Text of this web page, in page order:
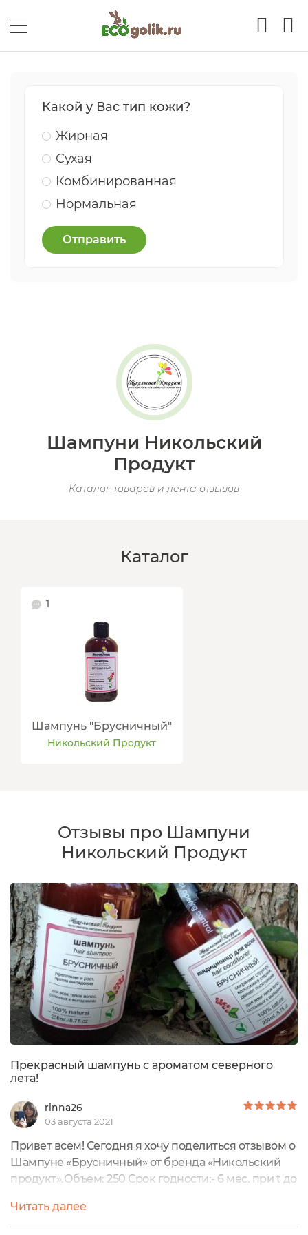
Какой у Вас тип кожи?
Жирная
Сухая
Комбинированная
Нормальная
Отправить
Шампуни Никольский
Продукт
Каталог товаров и лента отзывов
Каталог
1
Шампунь "Брусничный"
Никольский Продукт
Отзывы про Шампуни
Никольский Продукт
Прекрасный шампунь с ароматом северного
лета!
rinna26
03 августа 2021
Привет всем! Сегодня я хочу поделиться отзывом о
Шампуне «Брусничный» от бренда «Никольский
продукт».Объем: 250 Срок годности:- 6 мес. при t до
С.Стоимость: 290,00 рубОт производителя
СоставМои впечатленияИзначально упакованный в
Читать далее